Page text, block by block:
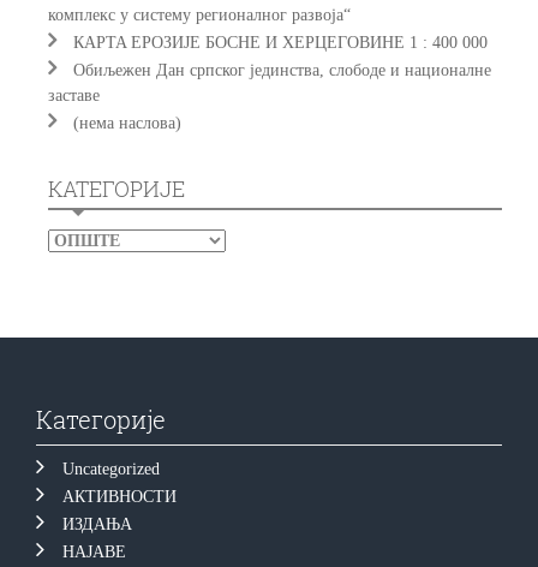
комплекс у систему регионалног развоја“
КAРTA EРOЗИJE БOСНE И ХEРЦEГOВИНE 1 : 400 000
Обиљежен Дан српског јединства, слободе и националне
заставе
(нема наслова)
КАТЕГОРИЈЕ
Категорије
Uncategorized
АКТИВНОСТИ
ИЗДАЊА
НАЈАВЕ